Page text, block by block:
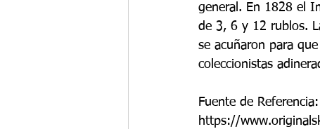
general. En 1828 el
de 3, 6 y 12 rublos.
se acuñaron para
coleccionistas
Fuente de Referencia:
https://